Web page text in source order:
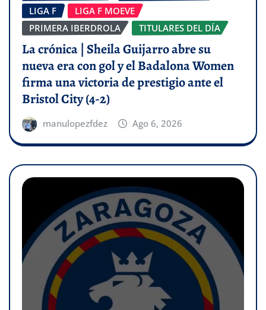
LIGA F
LIGA F MOEVE
PRIMERA IBERDROLA
TITULARES DEL DÍA
La crónica | Sheila Guijarro abre su
nueva era con gol y el Badalona Women
firma una victoria de prestigio ante el
Bristol City (4-2)
manulopezfdez Ago 6, 2026